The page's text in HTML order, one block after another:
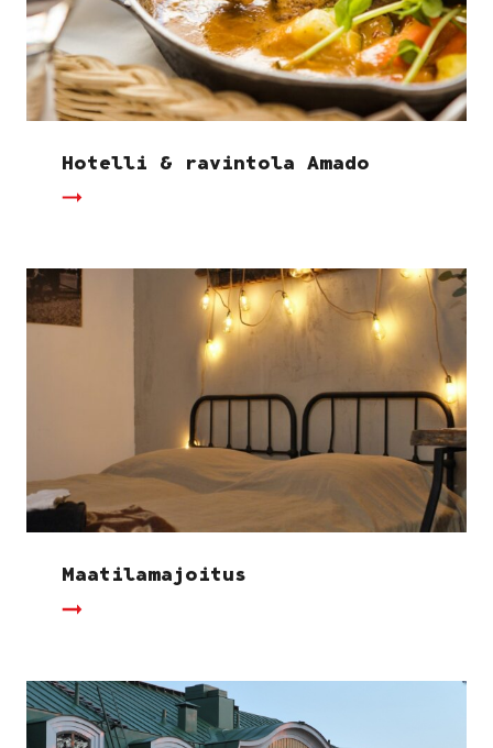
Hotelli & ravintola Amado
Maatilamajoitus